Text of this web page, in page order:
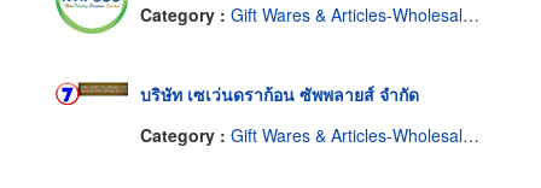
Category : Gift Wares & Articles-Wholesale & Manufacturers
บริษัท เซเว่นดราก้อน ซัพพลายส์ จำกัด
Category : Gift Wares & Articles-Wholesale & Manufacturers